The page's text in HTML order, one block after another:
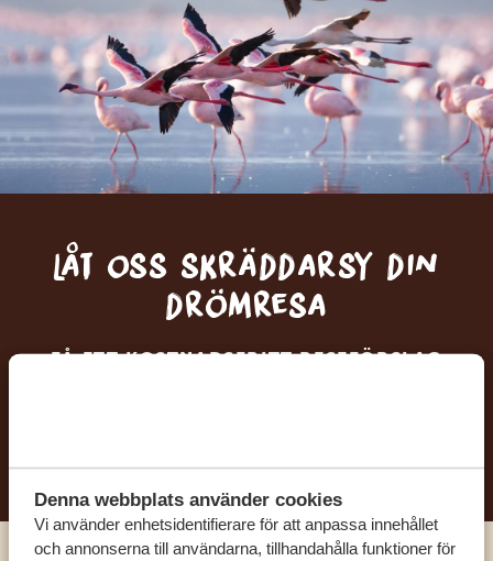
Denna webbplats använder cookies
Vi använder enhetsidentifierare för att anpassa innehållet
och annonserna till användarna, tillhandahålla funktioner för
Låt oss skräddarsy din
drömresa
FÅ ETT KOSTNADSFRITT RESEFÖRSLAG